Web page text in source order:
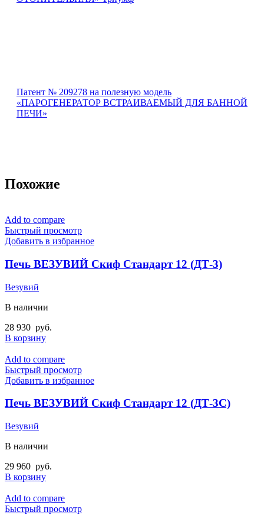
Патент № 209278 на полезную модель
«ПАРОГЕНЕРАТОР ВСТРАИВАЕМЫЙ ДЛЯ БАННОЙ
ПЕЧИ»
Похожие
Add to compare
Быстрый просмотр
Добавить в избранное
Печь ВЕЗУВИЙ Скиф Стандарт 12 (ДТ-3)
Везувий
В наличии
28 930 руб.
В корзину
Add to compare
Быстрый просмотр
Добавить в избранное
Печь ВЕЗУВИЙ Скиф Стандарт 12 (ДТ-3С)
Везувий
В наличии
29 960 руб.
В корзину
Add to compare
Быстрый просмотр